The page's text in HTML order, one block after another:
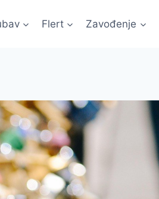
Flert Zavođenje